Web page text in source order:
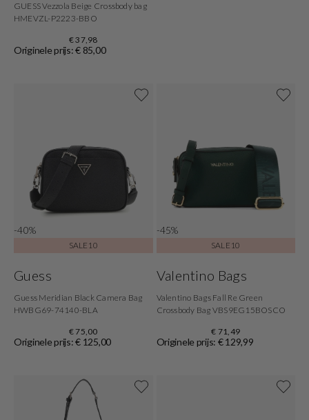
GUESS Vezzola Beige Crossbody bag
HMEVZL-P2223-BBO
€ 37,98
Originele prijs: € 85,00
-40%
SALE10
Guess
Guess Meridian Black Camera Bag
HWBG69-74140-BLA
€ 75,00
Originele prijs: € 125,00
-45%
SALE10
Valentino Bags
Valentino Bags Fall Re Green
Crossbody Bag VBS9EG15BOSCO
€ 71,49
Originele prijs: € 129,99